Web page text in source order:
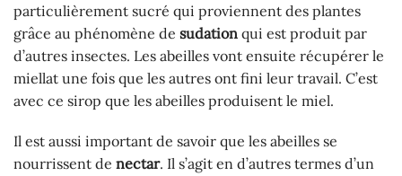
particulièrement sucré qui proviennent des plantes
grâce au phénomène de sudation qui est produit par
d’autres insectes. Les abeilles vont ensuite récupérer le
miellat une fois que les autres ont fini leur travail. C’est
avec ce sirop que les abeilles produisent le miel.
Il est aussi important de savoir que les abeilles se
nourrissent de nectar. Il s’agit en d’autres termes d’un